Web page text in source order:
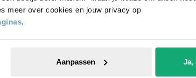
meer over cookies en jouw privacy op
.
Aanpassen Ja,
vierkante dop & houtplug.
met zes verschillende